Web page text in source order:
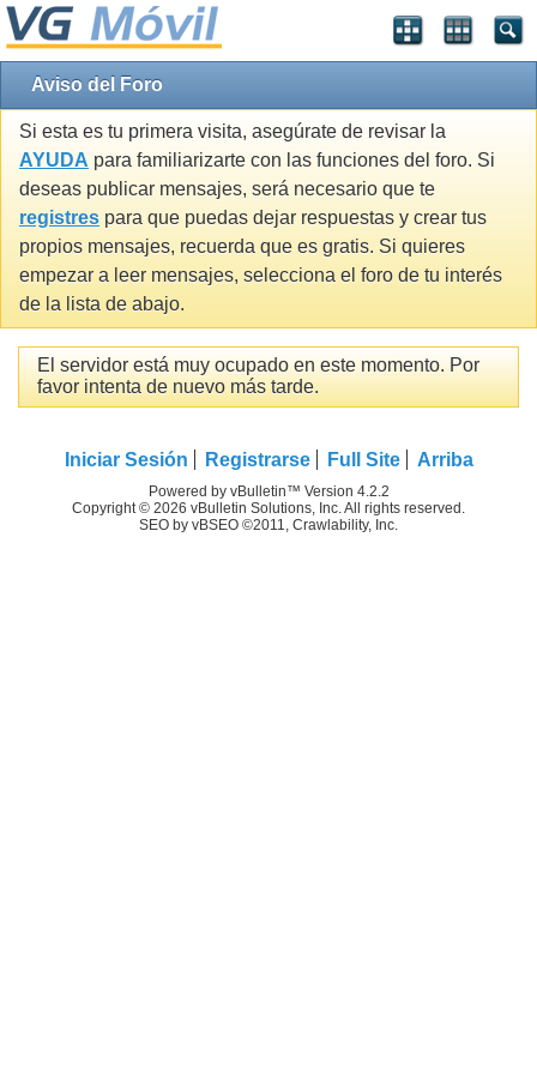
Aviso del Foro
Si esta es tu primera visita, asegúrate de revisar la
AYUDA para familiarizarte con las funciones del foro. Si
deseas publicar mensajes, será necesario que te
registres para que puedas dejar respuestas y crear tus
propios mensajes, recuerda que es gratis. Si quieres
empezar a leer mensajes, selecciona el foro de tu interés
de la lista de abajo.
El servidor está muy ocupado en este momento. Por
favor intenta de nuevo más tarde.
Iniciar Sesión Registrarse Full Site Arriba
Powered by vBulletin™ Version 4.2.2
Copyright © 2026 vBulletin Solutions, Inc. All rights reserved.
SEO by vBSEO ©2011, Crawlability, Inc.